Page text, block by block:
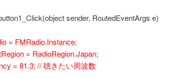
sender, RoutedEventArgs e)
= FMRadio.Instance;
= RadioRegion.Japan;
= 81.3; // 聴きたい周波数